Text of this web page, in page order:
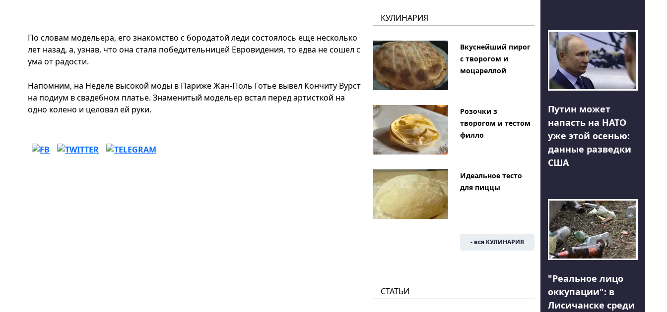
По словам модельера, его знакомство с бородатой леди состоялось еще несколько
лет назад, а, узнав, что она стала победительницей Евровидения, то едва не сошел с
ума от радости.
Напомним, на Неделе высокой моды в Париже Жан-Поль Готье вывел Кончиту Вурст
на подиум в свадебном платье. Знаменитый модельер встал перед артисткой на
одно колено и целовал ей руки.
КУЛИНАРИЯ
Вкуснейший пирог
с творогом и
моцареллой
Розочки з
творогом и тестом
филло
Идеальное тесто
для пиццы
- вся КУЛИНАРИЯ
СТАТЬИ
Путин может
напасть на НАТО
уже этой осенью:
данные разведки
США
"Реальное лицо
оккупации": в
Лисичанске среди